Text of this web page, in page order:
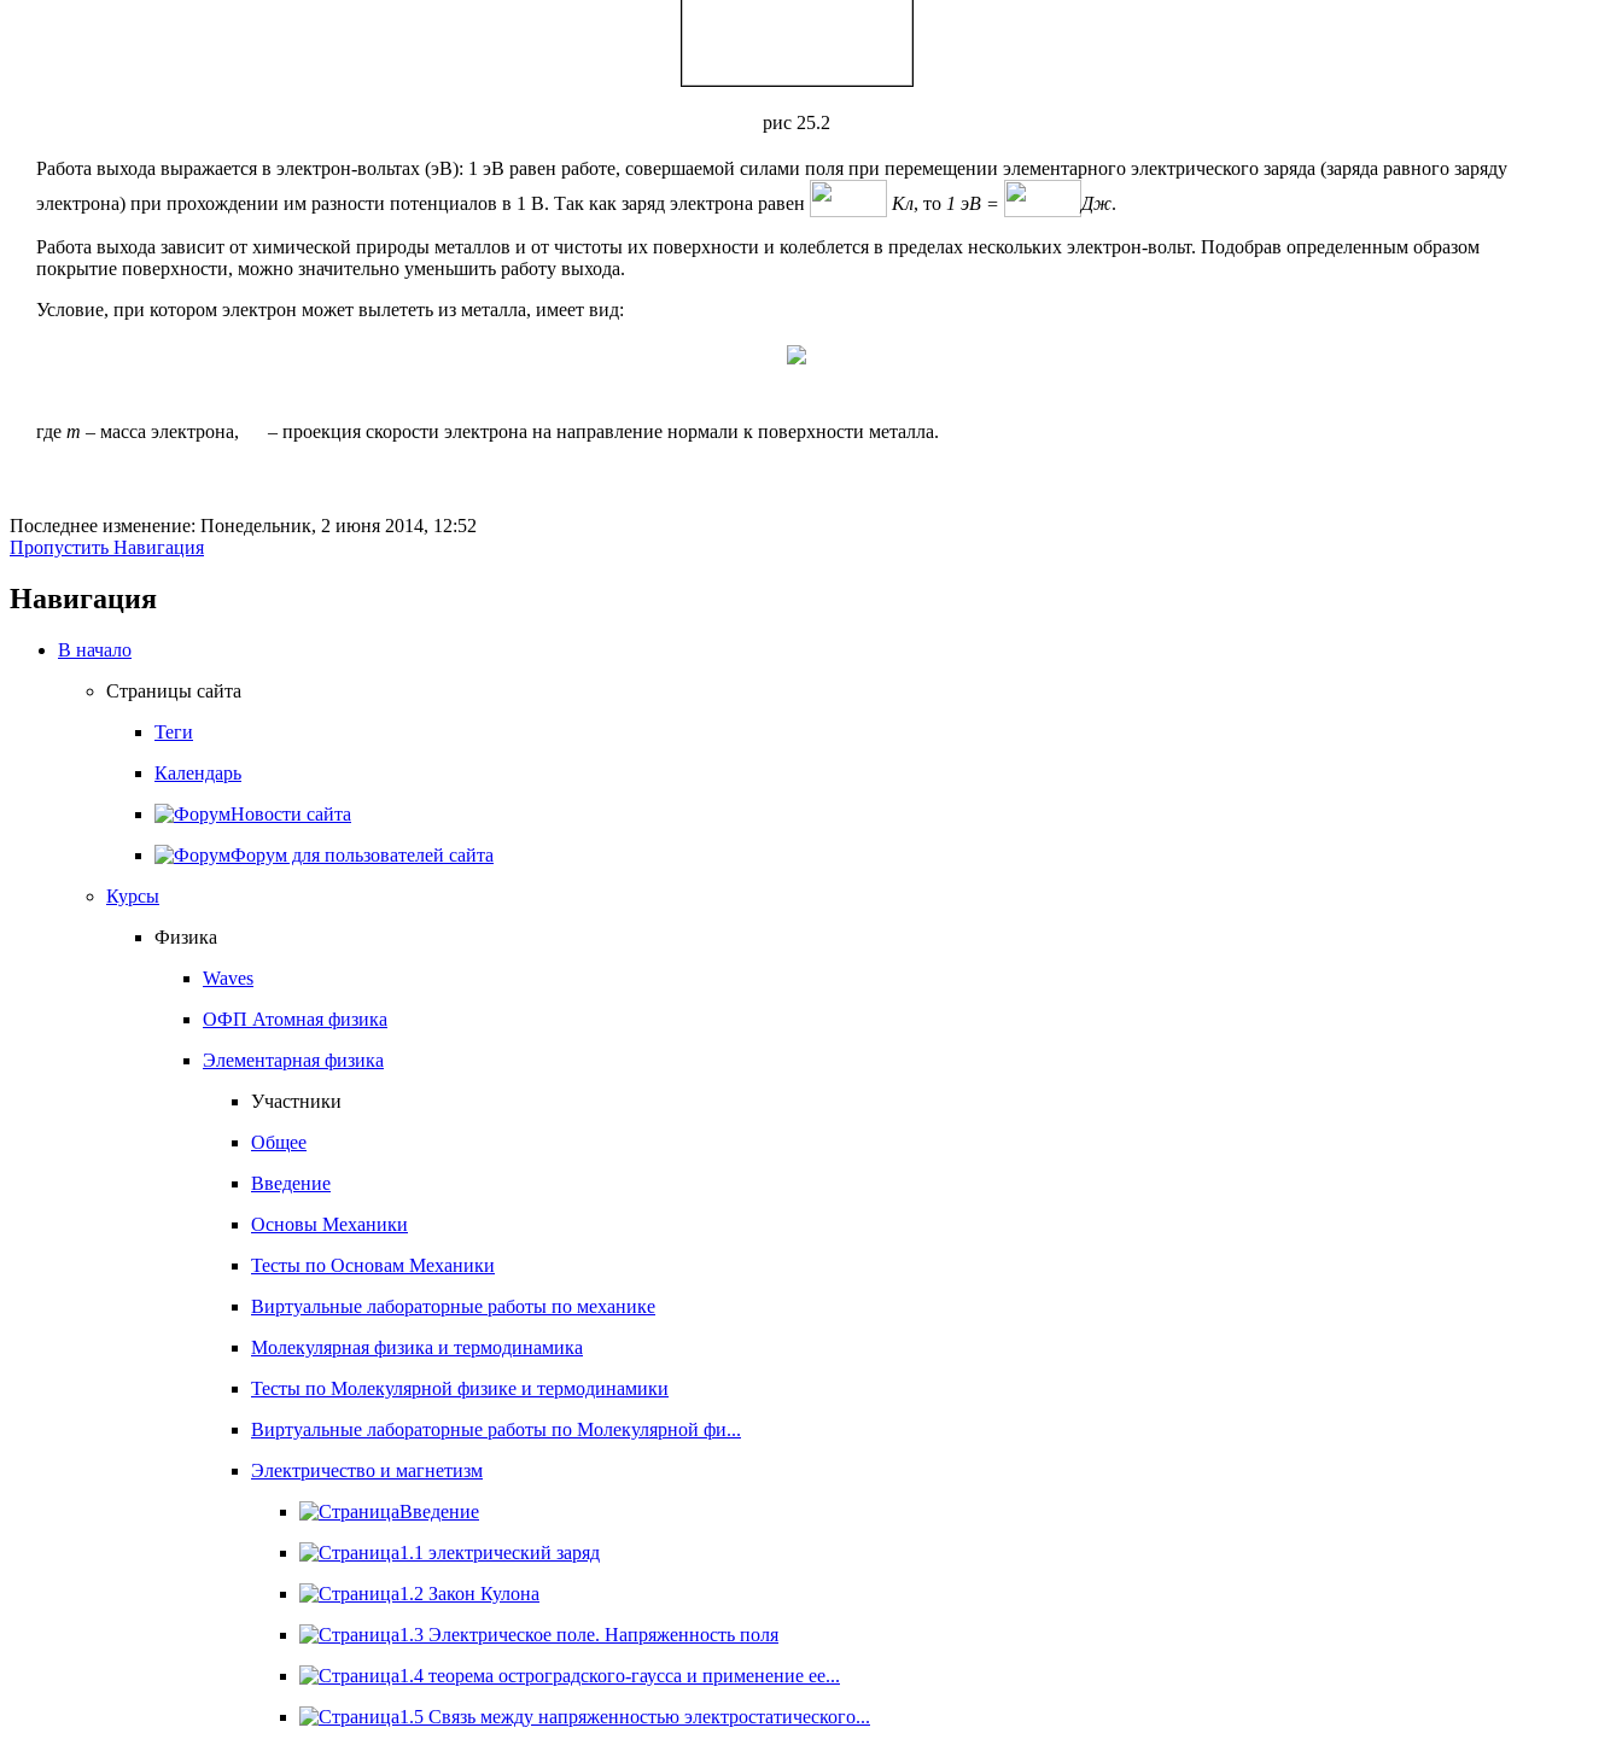
рис 25.2
Работа выхода выражается в электрон-вольтах (эВ): 1 эВ равен работе, совершаемой силами поля при перемещении элементарного электрического заряда (заряда равного заряду
электрона) при прохождении им разности потенциалов в 1 В. Так как заряд электрона равен
Кл, то 1 эВ = Дж.
Работа выхода зависит от химической природы металлов и от чистоты их поверхности и колеблется в пределах нескольких электрон-вольт. Подобрав определенным образом
покрытие поверхности, можно значительно уменьшить работу выхода.
Условие, при котором электрон может вылететь из металла, имеет вид:
где m – масса электрона, – проекция скорости электрона на направление нормали к поверхности металла.
Последнее изменение: Понедельник, 2 июня 2014, 12:52
Пропустить Навигация
Навигация
В начало
Страницы сайта
Теги
Календарь
Новости сайта
Форум для пользователей сайта
Курсы
Физика
Waves
ОФП Атомная физика
Элементарная физика
Участники
Общее
Введение
Основы Механики
Тесты по Основам Механики
Виртуальные лабораторные работы по механике
Молекулярная физика и термодинамика
Тесты по Молекулярной физике и термодинамики
Виртуальные лабораторные работы по Молекулярной фи...
Электричество и магнетизм
Введение
1.1 электрический заряд
1.2 Закон Кулона
1.3 Электрическое поле. Напряженность поля
1.4 теорема остроградского-гаусса и применение ее...
1.5 Связь между напряженностью электростатического...